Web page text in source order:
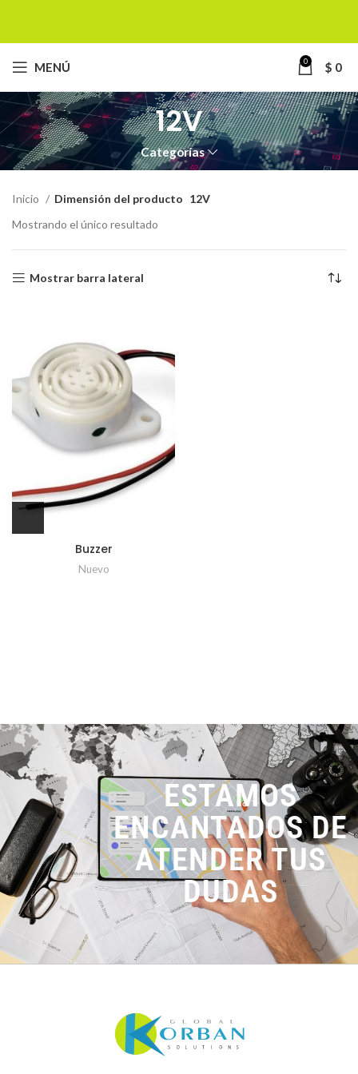
MENÚ 0 $ 0
12V
Categorías
Inicio Dimensión del producto 12V
Mostrando el único resultado
Mostrar barra lateral
Buzzer
Nuevo
ESTAMOS
ENCANTADOS DE
ATENDER TUS
DUDAS